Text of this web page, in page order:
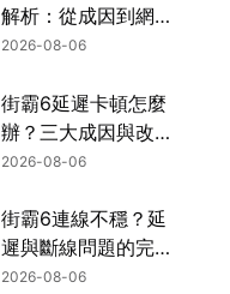
解析：從成因到網路
優化的實用攻略！
2026-08-06
街霸6延遲卡頓怎麼
辦？三大成因與改善
對策！
2026-08-06
街霸6連線不穩？延
遲與斷線問題的完整
解決指南！
2026-08-06